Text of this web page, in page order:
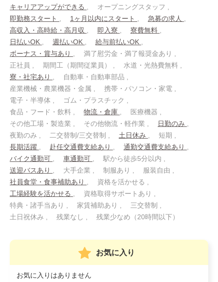
キャリアアップができる
オープニングスタッフ
即勤務スタート
1ヶ月以内にスタート
急募の求人
高収入・高時給・高月収
即入寮
寮費無料
日払いOK
週払いOK
給与前払いOK
ボーナス・賞与あり
満了慰労金・満了報奨金あり
正社員
期間工（期間従業員）
水道・光熱費無料
寮・社宅あり
自動車・自動車部品
産業機械・農業機器・金属
携帯・パソコン・家電
電子・半導体
ゴム・プラスチック
食品・フード・飲料
物流・倉庫
医療機器
その他工場・製造業
その他物流・軽作業
日勤のみ
夜勤のみ
二交替制/三交替制 土日休み
短期
長期活躍
赴任交通費支給あり
通勤交通費支給あり
バイク通勤可
車通勤可
駅から徒歩5分以内
送迎バスあり
大手企業 制服あり
服装自由
社員食堂・食事補助あり
資格を活かせる
工場経験を活かせる
資格取得サポートあり
特典・諸手当あり
家賃補助あり
三交替制
土日祝休み
残業なし 残業少なめ（20時間以下）
お気に入り
お気に入りはありません